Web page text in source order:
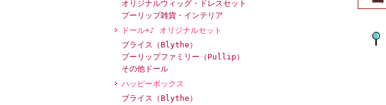
オリジナルウィッグ・ドレスセット
プーリップ雑貨・インテリア
ドール+♪ オリジナルセット
ブライス（Blythe）
プーリップファミリー（Pullip）
その他ドール
ハッピーボックス
ブライス（Blythe）